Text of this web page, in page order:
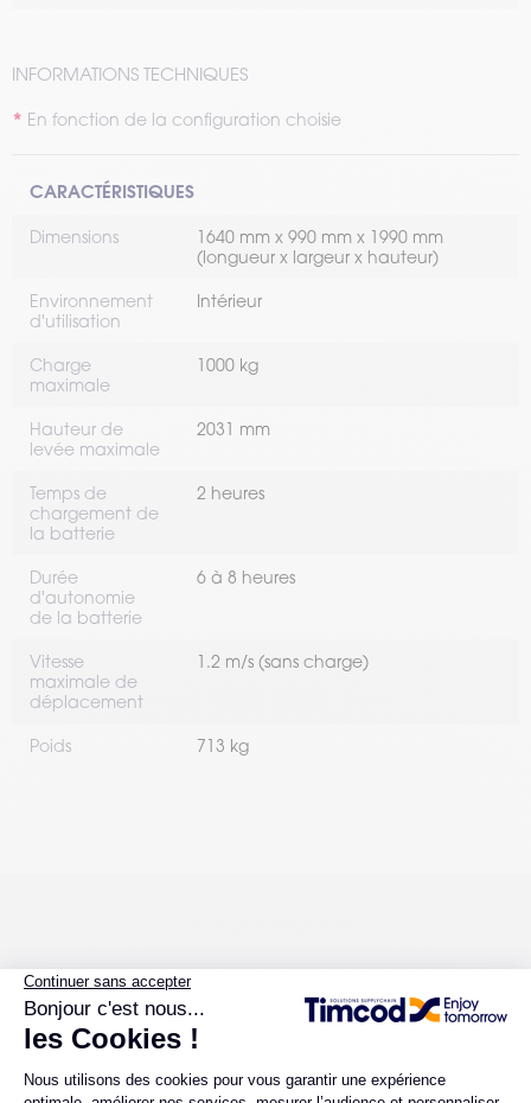
INFORMATIONS TECHNIQUES
En fonction de la configuration choisie
CARACTÉRISTIQUES
Dimensions
1640 mm x 990 mm x 1990 mm
(longueur x largeur x hauteur)
Environnement
d'utilisation
Intérieur
Charge
maximale
1000 kg
Hauteur de
levée maximale
2031 mm
Temps de
chargement de
la batterie
2 heures
Durée
d'autonomie
de la batterie
6 à 8 heures
Vitesse
maximale de
déplacement
1.2 m/s (sans charge)
Poids 713 kg